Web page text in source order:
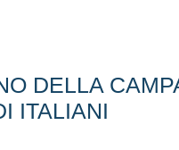
DELLA
ITALIANI